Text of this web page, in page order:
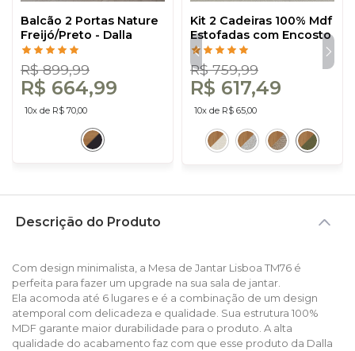
Balcão 2 Portas Nature
Freijó/Preto - Dalla
Costa
R$ 899,99
R$ 664,99
10x de R$ 70,00
Kit 2 Cadeiras 100% Mdf
Estofadas com Encosto
em Tela Freijó/Verde
J25 - Dalla Costa
R$ 759,99
R$ 617,49
10x de R$ 65,00
Descrição do Produto
Com design minimalista, a Mesa de Jantar Lisboa TM76 é
perfeita para fazer um upgrade na sua sala de jantar.
Ela acomoda até 6 lugares e é a combinação de um design
atemporal com delicadeza e qualidade. Sua estrutura 100%
MDF garante maior durabilidade para o produto. A alta
qualidade do acabamento faz com que esse produto da Dalla